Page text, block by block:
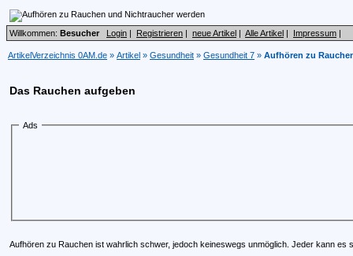
Willkommen: Besucher Login | Registrieren | neue Artikel | Alle Artikel | Impressum |
ArtikelVerzeichnis 0AM.de » Artikel » Gesundheit » Gesundheit 7 » Aufhören zu
Das Rauchen aufgeben
Ads
Aufhören zu Rauchen ist wahrlich schwer, jedoch keineswegs unmöglich. Jeder kann es